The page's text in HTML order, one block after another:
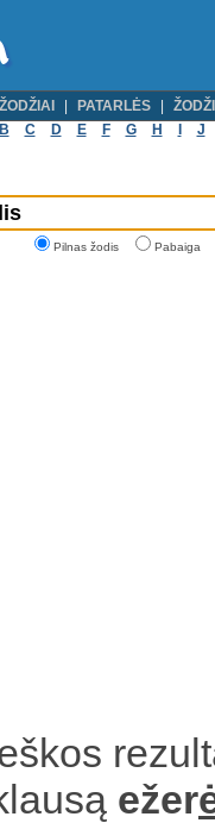
PATARLĖS
B C D E F G H J
Pilnas žodis Pabaiga
ežer